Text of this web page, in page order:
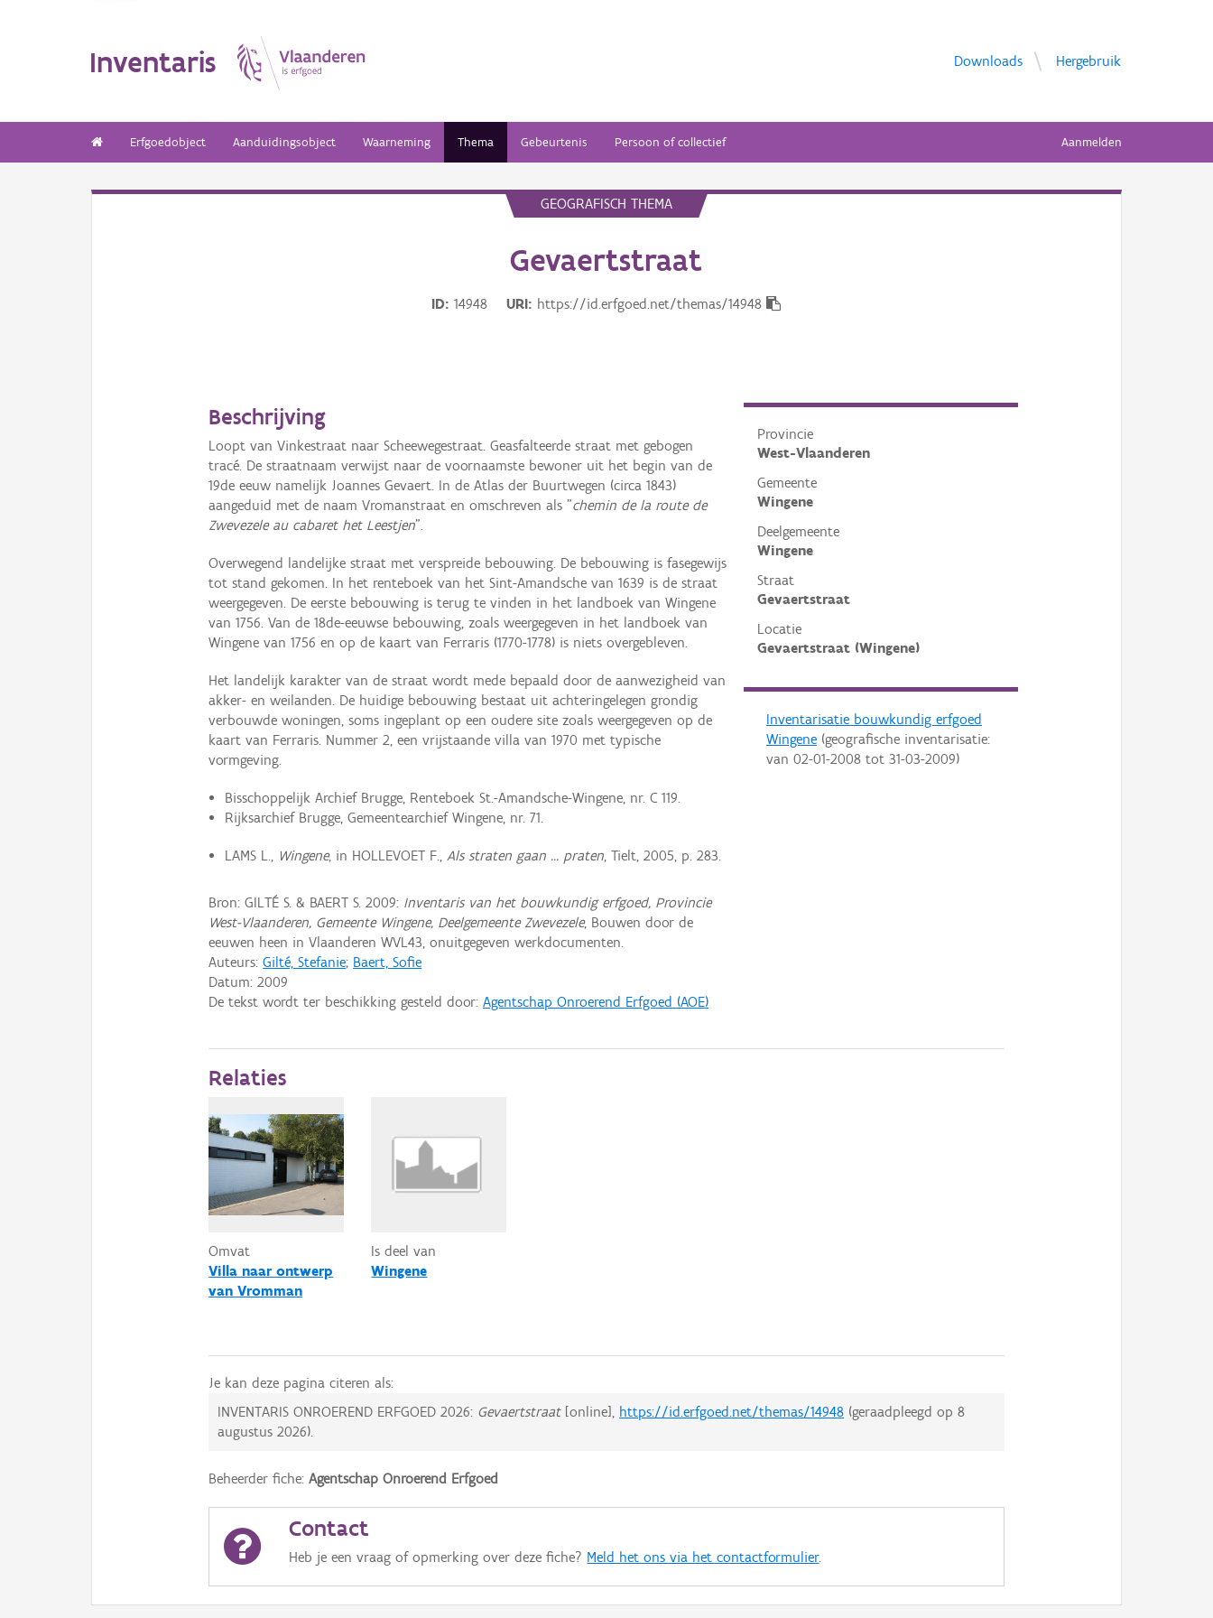
Inventaris Downloads Hergebruik
Erfgoedobject Aanduidingsobject Waarneming Thema Gebeurtenis Persoon of collectief Aanmelden
GEOGRAFISCH THEMA
Gevaertstraat
ID 14948 URI https://id.erfgoed.net/themas/14948
Provincie
West-Vlaanderen
Gemeente
Wingene
Deelgemeente
Wingene
Straat
Gevaertstraat
Locatie
Gevaertstraat (Wingene)
Inventarisatie bouwkundig erfgoed
Wingene(geografische inventarisatie:
van 02-01-2008tot 31-03-2009)
Beschrijving
Loopt van Vinkestraat naar Scheewegestraat. Geasfalteerde straat met gebogen
tracé. De straatnaam verwijst naar de voornaamste bewoner uit het begin van de
19de eeuw namelijk Joannes Gevaert. In de Atlas der Buurtwegen (circa 1843)
aangeduid met de naam Vromanstraat en omschreven als "chemin de la route de
Zwevezele au cabaret het Leestjen".
Overwegend landelijke straat met verspreide bebouwing. De bebouwing is fasegewijs
tot stand gekomen. In het renteboek van het Sint-Amandsche van 1639 is de straat
weergegeven. De eerste bebouwing is terug te vinden in het landboek van Wingene
van 1756. Van de 18de-eeuwse bebouwing, zoals weergegeven in het landboek van
Wingene van 1756 en op de kaart van Ferraris (1770-1778) is niets overgebleven.
Het landelijk karakter van de straat wordt mede bepaald door de aanwezigheid van
akker- en weilanden. De huidige bebouwing bestaat uit achteringelegen grondig
verbouwde woningen, soms ingeplant op een oudere site zoals weergegeven op de
kaart van Ferraris. Nummer 2, een vrijstaande villa van 1970 met typische
vormgeving.
Bisschoppelijk Archief Brugge, Renteboek St.-Amandsche-Wingene, nr. C 119.
Rijksarchief Brugge, Gemeentearchief Wingene, nr. 71.
LAMS L., Wingene, in HOLLEVOET F., Als straten gaan ... praten, Tielt, 2005, p. 283.
Bron: GILTÉ S. & BAERT S. 2009: Inventaris van het bouwkundig erfgoed, Provincie
West-Vlaanderen, Gemeente Wingene, Deelgemeente Zwevezele, Bouwen door de
eeuwen heen in Vlaanderen WVL43, onuitgegeven werkdocumenten.
Auteurs:Gilté, Stefanie; Baert, Sofie
Datum:2009
De tekst wordt ter beschikking gesteld door:Agentschap Onroerend Erfgoed (AOE)
Relaties
Omvat
Villa naar ontwerp
van Vromman
Is deel van
Wingene
Je kan deze pagina citeren als:
INVENTARIS ONROEREND ERFGOED 2026: Gevaertstraat[online], https://id.erfgoed.net/themas/14948 (geraadpleegd op8
augustus 2026).
Beheerder fiche:Agentschap Onroerend Erfgoed
Contact
Heb je een vraag of opmerking over deze fiche? Meld het ons via het contactformulier.